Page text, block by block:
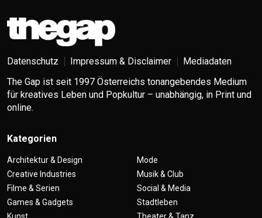
Datenschutz Impressum & Disclaimer
Mediadaten
The Gap ist seit 1997 Österreichs tonangebendes Medium
für kreatives Leben und Popkultur – unabhängig, in Print und
online.
Kategorien
Architektur & Design
Creative Industries
Filme & Serien
Games & Gadgets
Mode
Musik & Club
Social & Media
Stadtleben